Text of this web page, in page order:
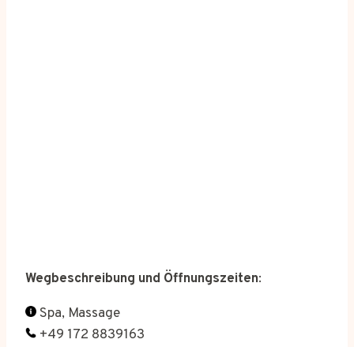
Wegbeschreibung und Öffnungszeiten:
Spa, Massage
+49 172 8839163